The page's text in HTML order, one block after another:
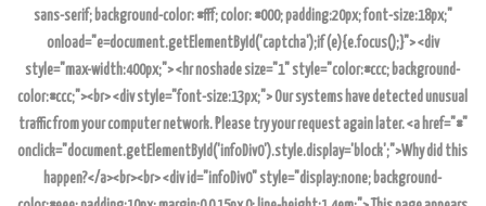
sans-serif; background-color: #fff; color: #000; padding:20px; font-size:18px;"
onload="e=document.getElementById('captcha');if(e){e.focus();}"> <div
style="max-width:400px;"> <hr noshade size="1" style="color:#ccc; background-
color:#ccc;"><br> <div style="font-size:13px;"> Our systems have detected unusual
traffic from your computer network. Please try your request again later. <a href="#"
onclick="document.getElementById('infoDiv0').style.display='block';">Why did this
happen?</a><br><br> <div id="infoDiv0" style="display:none; background-